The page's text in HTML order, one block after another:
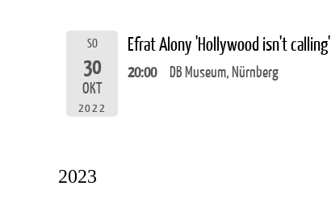
SO
30
OKT
2022
Efrat Alony 'Hollywood isn't calling'
20:00 DB Museum, Nürnberg
2023